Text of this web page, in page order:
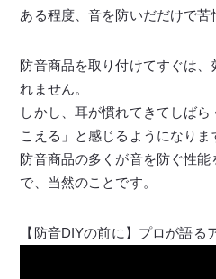
ある程度、音を防いだだけで苦
防音商品を取り付けてすぐは
れません。
しかし、耳が慣れてきてしば
こえる」と感じるようになりま
防音商品の多くが音を防ぐ性
で、当然のことです。
【防音DIYの前に】プロが語る